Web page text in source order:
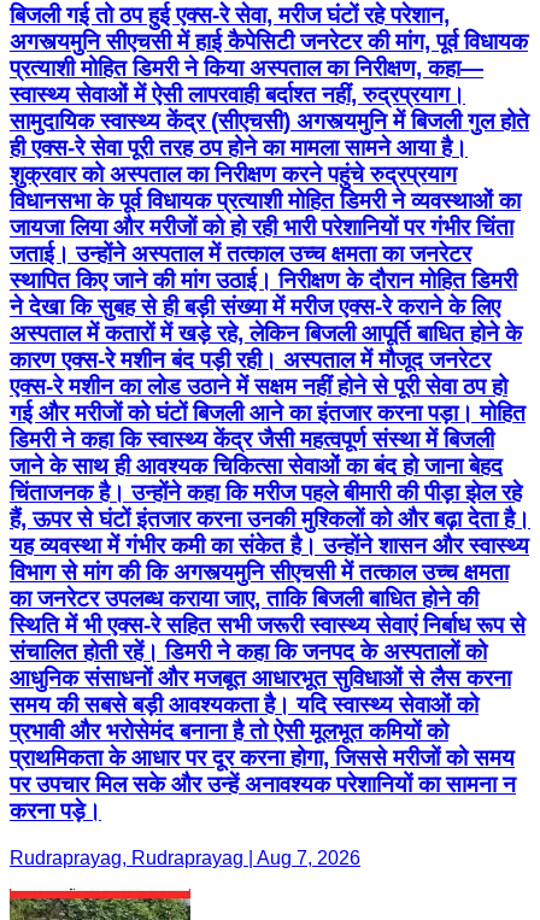
बिजली गई तो ठप हुई एक्स-रे सेवा, मरीज घंटों रहे परेशान,
अगस्त्यमुनि सीएचसी में हाई कैपेसिटी जनरेटर की मांग, पूर्व विधायक
प्रत्याशी मोहित डिमरी ने किया अस्पताल का निरीक्षण, कहा—
स्वास्थ्य सेवाओं में ऐसी लापरवाही बर्दाश्त नहीं, रुद्रप्रयाग।
सामुदायिक स्वास्थ्य केंद्र (सीएचसी) अगस्त्यमुनि में बिजली गुल होते
ही एक्स-रे सेवा पूरी तरह ठप होने का मामला सामने आया है।
शुक्रवार को अस्पताल का निरीक्षण करने पहुंचे रुद्रप्रयाग
विधानसभा के पूर्व विधायक प्रत्याशी मोहित डिमरी ने व्यवस्थाओं का
जायजा लिया और मरीजों को हो रही भारी परेशानियों पर गंभीर चिंता
जताई। उन्होंने अस्पताल में तत्काल उच्च क्षमता का जनरेटर
स्थापित किए जाने की मांग उठाई। निरीक्षण के दौरान मोहित डिमरी
ने देखा कि सुबह से ही बड़ी संख्या में मरीज एक्स-रे कराने के लिए
अस्पताल में कतारों में खड़े रहे, लेकिन बिजली आपूर्ति बाधित होने के
कारण एक्स-रे मशीन बंद पड़ी रही। अस्पताल में मौजूद जनरेटर
एक्स-रे मशीन का लोड उठाने में सक्षम नहीं होने से पूरी सेवा ठप हो
गई और मरीजों को घंटों बिजली आने का इंतजार करना पड़ा। मोहित
डिमरी ने कहा कि स्वास्थ्य केंद्र जैसी महत्वपूर्ण संस्था में बिजली
जाने के साथ ही आवश्यक चिकित्सा सेवाओं का बंद हो जाना बेहद
चिंताजनक है। उन्होंने कहा कि मरीज पहले बीमारी की पीड़ा झेल रहे
हैं, ऊपर से घंटों इंतजार करना उनकी मुश्किलों को और बढ़ा देता है।
यह व्यवस्था में गंभीर कमी का संकेत है। उन्होंने शासन और स्वास्थ्य
विभाग से मांग की कि अगस्त्यमुनि सीएचसी में तत्काल उच्च क्षमता
का जनरेटर उपलब्ध कराया जाए, ताकि बिजली बाधित होने की
स्थिति में भी एक्स-रे सहित सभी जरूरी स्वास्थ्य सेवाएं निर्बाध रूप से
संचालित होती रहें। डिमरी ने कहा कि जनपद के अस्पतालों को
आधुनिक संसाधनों और मजबूत आधारभूत सुविधाओं से लैस करना
समय की सबसे बड़ी आवश्यकता है। यदि स्वास्थ्य सेवाओं को
प्रभावी और भरोसेमंद बनाना है तो ऐसी मूलभूत कमियों को
प्राथमिकता के आधार पर दूर करना होगा, जिससे मरीजों को समय
पर उपचार मिल सके और उन्हें अनावश्यक परेशानियों का सामना न
करना पड़े।
Rudraprayag, Rudraprayag | Aug 7, 2026